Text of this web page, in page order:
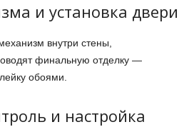
и установка двери
внутри стены,
финальную отделку —
обоями.
и настройка